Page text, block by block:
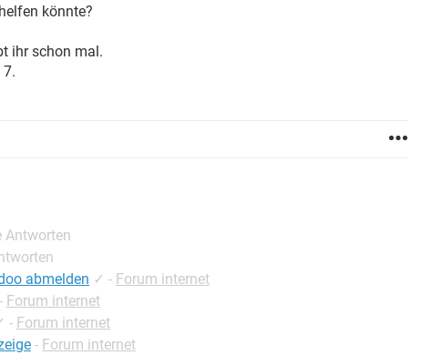
könnte?
ihr schon mal.
Antworten
abmelden ✓ - Forum internet
- Forum internet
- Forum internet
- Forum internet